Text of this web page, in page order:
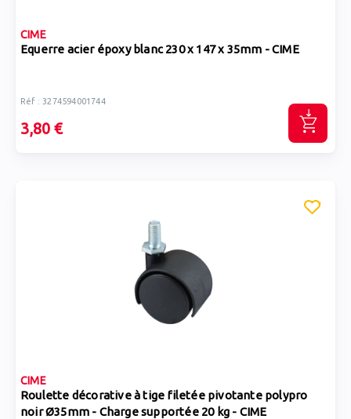
CIME
Equerre acier époxy blanc 230 x 147 x 35mm - CIME
Réf : 3274594001744
3,80 €
CIME
Roulette décorative à tige filetée pivotante polypro
noir Ø35mm - Charge supportée 20 kg - CIME